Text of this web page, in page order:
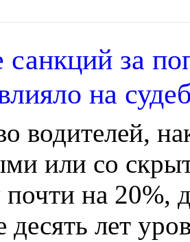
санкций за
на
водителей,
или со
почти на 20%,
десять лет